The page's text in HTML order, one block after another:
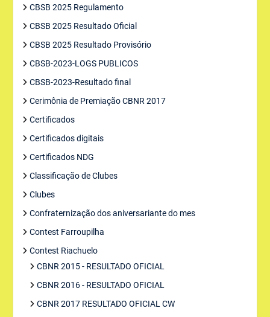
CBSB 2025 Regulamento
CBSB 2025 Resultado Oficial
CBSB 2025 Resultado Provisório
CBSB-2023-LOGS PUBLICOS
CBSB-2023-Resultado final
Cerimônia de Premiação CBNR 2017
Certificados
Certificados digitais
Certificados NDG
Classificação de Clubes
Clubes
Confraternização dos aniversariante do mes
Contest Farroupilha
Contest Riachuelo
CBNR 2015 - RESULTADO OFICIAL
CBNR 2016 - RESULTADO OFICIAL
CBNR 2017 RESULTADO OFICIAL CW